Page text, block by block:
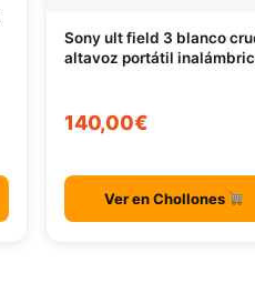
Sony ult field 3 blanco
altavoz portátil
140,00€
Ver en Chollones